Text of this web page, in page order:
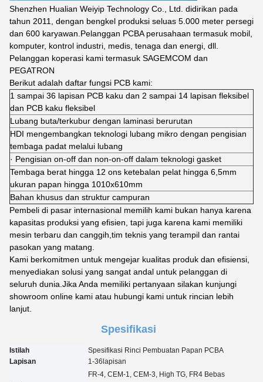
Shenzhen Hualian Weiyip Technology Co., Ltd. didirikan pada
tahun 2011, dengan bengkel produksi seluas 5.000 meter persegi
dan 600 karyawan.Pelanggan PCBA perusahaan termasuk mobil,
komputer, kontrol industri, medis, tenaga dan energi, dll.
Pelanggan koperasi kami termasuk SAGEMCOM dan
PEGATRON
Berikut adalah daftar fungsi PCB kami:
1 sampai 36 lapisan PCB kaku dan 2 sampai 14 lapisan fleksibel
dan PCB kaku fleksibel
Lubang buta/terkubur dengan laminasi berurutan
HDI mengembangkan teknologi lubang mikro dengan pengisian
tembaga padat melalui lubang
· Pengisian on-off dan non-on-off dalam teknologi gasket
Tembaga berat hingga 12 ons ketebalan pelat hingga 6,5mm
ukuran papan hingga 1010x610mm
Bahan khusus dan struktur campuran
Pembeli di pasar internasional memilih kami bukan hanya karena
kapasitas produksi yang efisien, tapi juga karena kami memiliki
mesin terbaru dan canggih,tim teknis yang terampil dan rantai
pasokan yang matang.
Kami berkomitmen untuk mengejar kualitas produk dan efisiensi,
menyediakan solusi yang sangat andal untuk pelanggan di
seluruh dunia.Jika Anda memiliki pertanyaan silakan kunjungi
showroom online kami atau hubungi kami untuk rincian lebih
lanjut.
Spesifikasi
Istilah
Spesifikasi Rinci Pembuatan Papan PCBA
Lapisan
1-36lapisan
FR-4, CEM-1, CEM-3, High TG, FR4 Bebas